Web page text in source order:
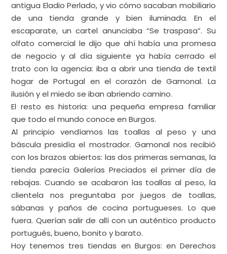
continuar. Una
historia de
comercio familiar
en Burgos
EL PORTUGUES TEXTIL – MANUEL GONÇALVES: «
Más de
30 años ayudando a los burgaleses a ahorrar en
calefacción. Segunda generación y muchas ganas de
continuar. Una historia de comercio familiar en
Burgos«
Descripción del negocio:
Todo empezó casi como un juego: Manuel iba